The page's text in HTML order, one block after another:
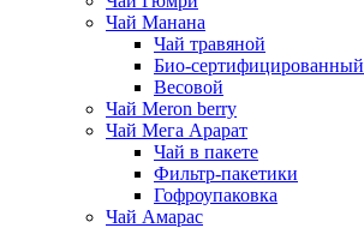
Чай Манана
Чай травяной
Био-сертифицированный
Весовой
Чай Meron berry
Чай Мега Арарат
Чай в пакете
Фильтр-пакетики
Гофроупаковка
Чай Амарас